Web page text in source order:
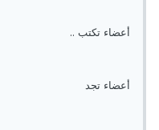
أعضاء تكتب ..
أعضاء تجد